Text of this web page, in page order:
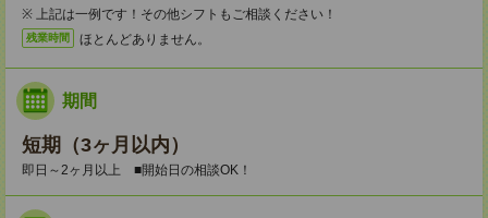
※ 上記は一例です！その他シフトもご相談ください！
残業時間 ほとんどありません。
期間
短期（3ヶ月以内）
即日～2ヶ月以上 ■開始日の相談OK！